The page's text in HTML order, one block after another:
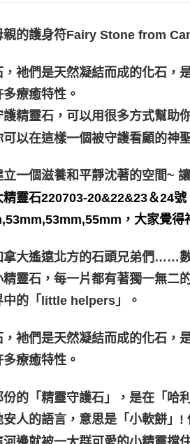
親的護身符Fairy Stone from
，衪們是天然凝結而成的化石，
療癒特性。
護精靈石，可以用很多方式幫助
可以在這樣一個被守護看顧的神
立一個滋養和平靜沈著的空間~
精靈石220703-20&22&23＆24
，大家覺得
拿大遙遠北方的石頭兄弟們……
精靈石，每一片都有著獨一無二
中的「little helpers」。
，衪們是天然凝結而成的化石，
療癒特性。
份的「精靈守護石」，是在「
安人的語言，意思是「小軟餅」